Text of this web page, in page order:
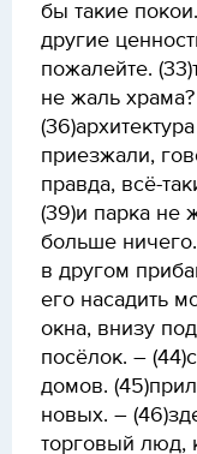
бы такие
другие
пожалейте.
не жаль
приезжали,
правда, всё-
(39)и парка не
больше
в другом
его насадить
окна, внизу
посёлок. –
домов.
новых. –
торговый люд,